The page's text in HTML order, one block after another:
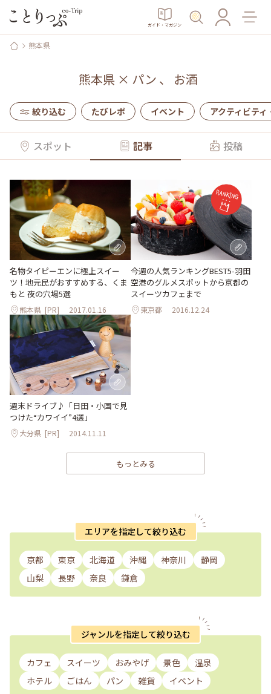
ガイド・マガジン
熊本県
熊本県× パン 、 お酒
絞り込む たびレポ イベント アクティビティ
スポット 記事 投稿
名物タイピーエンに極上スイー
ツ！地元民がおすすめする、くま
もと 夜の穴場5選
熊本県 [PR] 2017.01.16
今週の人気ランキングBEST5-羽田
空港のグルメスポットから京都の
スイーツカフェまで
東京都 2016.12.24
週末ドライブ♪「日田・小国で見
つけた“カワイイ”4選」
大分県 [PR] 2014.11.11
もっとみる
エリアを指定して絞り込む
京都 東京 北海道 沖縄 神奈川
静岡
山梨
長野 奈良 鎌倉
ジャンルを指定して絞り込む
カフェ スイーツ おみやげ 景色
温泉
ホテル
ごはん パン 雑貨 イベント